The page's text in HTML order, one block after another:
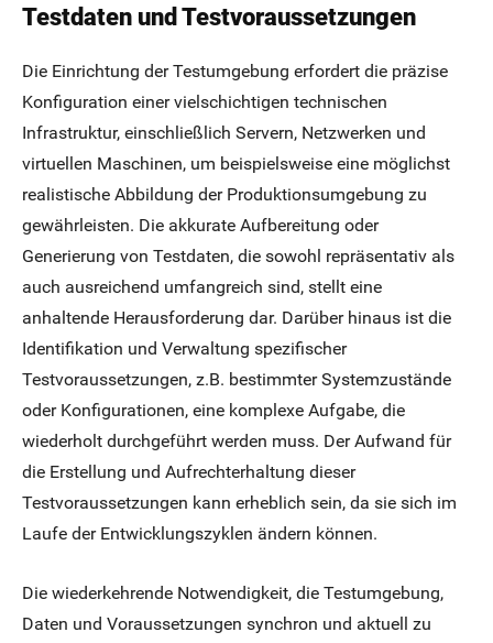
Testdaten und Testvoraussetzungen
Die Einrichtung der Testumgebung erfordert die präzise
Konfiguration einer vielschichtigen technischen
Infrastruktur, einschließlich Servern, Netzwerken und
virtuellen Maschinen, um beispielsweise eine möglichst
realistische Abbildung der Produktionsumgebung zu
gewährleisten. Die akkurate Aufbereitung oder
Generierung von Testdaten, die sowohl repräsentativ als
auch ausreichend umfangreich sind, stellt eine
anhaltende Herausforderung dar. Darüber hinaus ist die
Identifikation und Verwaltung spezifischer
Testvoraussetzungen, z.B. bestimmter Systemzustände
oder Konfigurationen, eine komplexe Aufgabe, die
wiederholt durchgeführt werden muss. Der Aufwand für
die Erstellung und Aufrechterhaltung dieser
Testvoraussetzungen kann erheblich sein, da sie sich im
Laufe der Entwicklungszyklen ändern können.
Die wiederkehrende Notwendigkeit, die Testumgebung,
Daten und Voraussetzungen synchron und aktuell zu